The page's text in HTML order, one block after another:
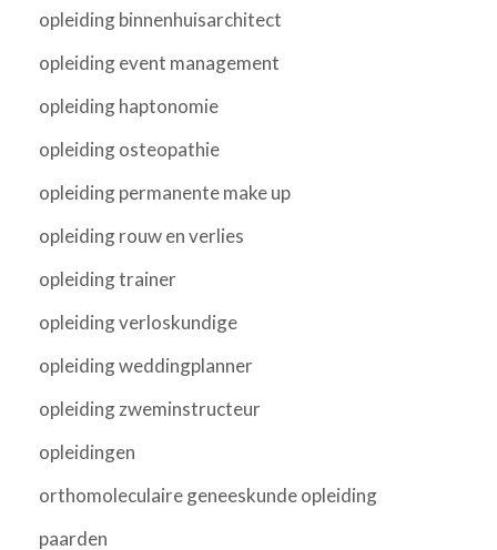
opleiding binnenhuisarchitect
opleiding event management
opleiding haptonomie
opleiding osteopathie
opleiding permanente make up
opleiding rouw en verlies
opleiding trainer
opleiding verloskundige
opleiding weddingplanner
opleiding zweminstructeur
opleidingen
orthomoleculaire geneeskunde opleiding
paarden